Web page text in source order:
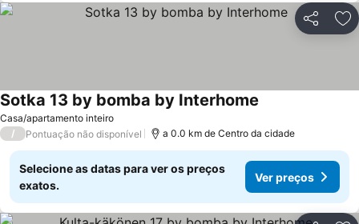
Partilhar
Casa/apartamento inteiro
Sotka 13 by bomba by Interhome
/ Pontuação não disponível a 0.0 km de Centro da cidade
Selecione as datas para ver os preços
exatos.
Ver preços